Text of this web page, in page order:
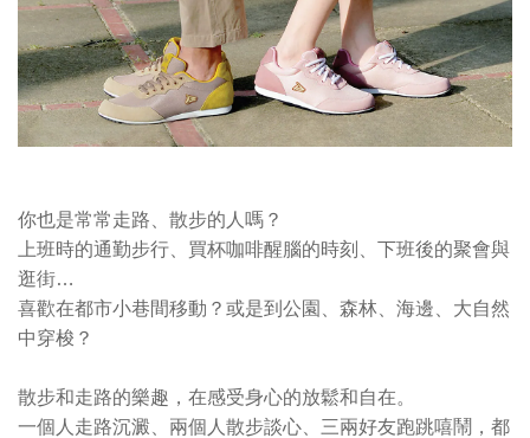
你也是常常走路、散步的人嗎？
上班時的通勤步行、買杯咖啡醒腦的時刻、下班後的聚會與
逛街…
喜歡在都市小巷間移動？或是到公園、森林、海邊、大自然
中穿梭？
散步和走路的樂趣，在感受身心的放鬆和自在。
一個人走路沉澱、兩個人散步談心、三兩好友跑跳嘻鬧，都